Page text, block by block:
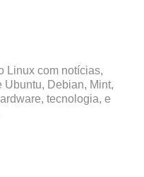
Linux com notícias,
Ubuntu, Debian, Mint,
tecnologia, e